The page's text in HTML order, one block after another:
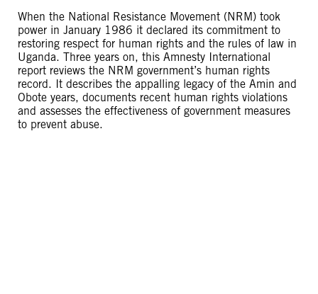
When the National Resistance Movement (NRM) took
power in January 1986 it declared its commitment to
restoring respect for human rights and the rules of law in
Uganda. Three years on, this Amnesty International
report reviews the NRM government’s human rights
record. It describes the appalling legacy of the Amin and
Obote years, documents recent human rights violations
and assesses the effectiveness of government measures
to prevent abuse.